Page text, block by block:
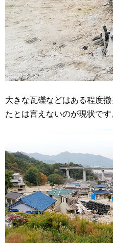
大きな瓦礫などはある程度
たとは言えないのが現状です